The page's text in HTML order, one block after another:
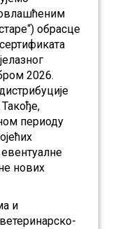
обрасце
2026.
периоду
нових
и